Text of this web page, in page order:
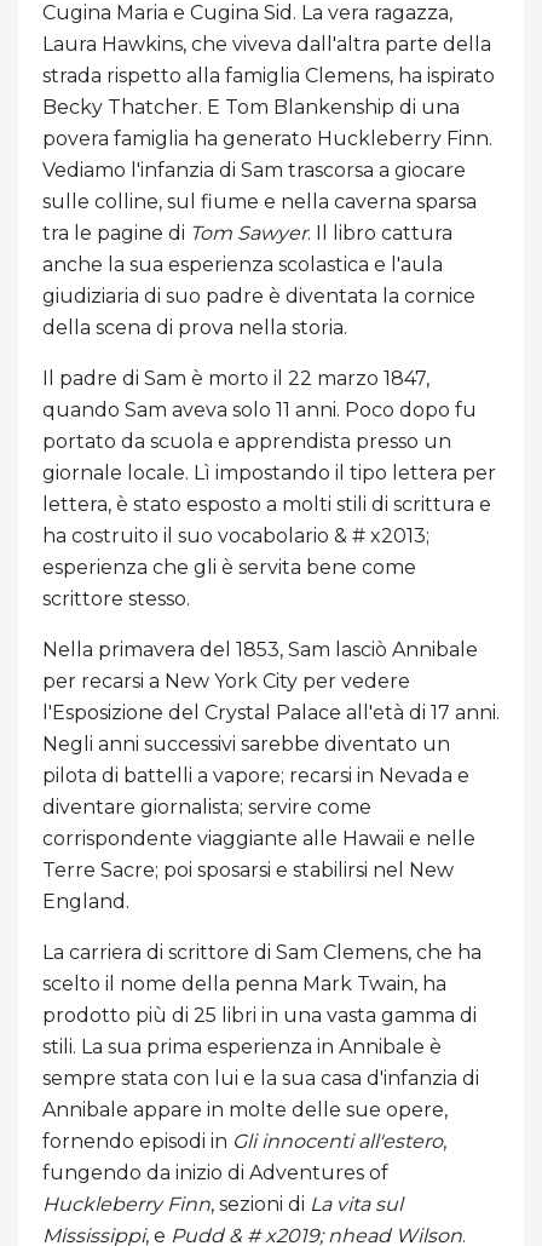
Cugina Maria e Cugina Sid. La vera ragazza,
Laura Hawkins, che viveva dall'altra parte della
strada rispetto alla famiglia Clemens, ha ispirato
Becky Thatcher. E Tom Blankenship di una
povera famiglia ha generato Huckleberry Finn.
Vediamo l'infanzia di Sam trascorsa a giocare
sulle colline, sul fiume e nella caverna sparsa
tra le pagine di Tom Sawyer. Il libro cattura
anche la sua esperienza scolastica e l'aula
giudiziaria di suo padre è diventata la cornice
della scena di prova nella storia.
Il padre di Sam è morto il 22 marzo 1847,
quando Sam aveva solo 11 anni. Poco dopo fu
portato da scuola e apprendista presso un
giornale locale. Lì impostando il tipo lettera per
lettera, è stato esposto a molti stili di scrittura e
ha costruito il suo vocabolario & # x2013;
esperienza che gli è servita bene come
scrittore stesso.
Nella primavera del 1853, Sam lasciò Annibale
per recarsi a New York City per vedere
l'Esposizione del Crystal Palace all'età di 17 anni.
Negli anni successivi sarebbe diventato un
pilota di battelli a vapore; recarsi in Nevada e
diventare giornalista; servire come
corrispondente viaggiante alle Hawaii e nelle
Terre Sacre; poi sposarsi e stabilirsi nel New
England.
La carriera di scrittore di Sam Clemens, che ha
scelto il nome della penna Mark Twain, ha
prodotto più di 25 libri in una vasta gamma di
stili. La sua prima esperienza in Annibale è
sempre stata con lui e la sua casa d'infanzia di
Annibale appare in molte delle sue opere,
fornendo episodi in Gli innocenti all'estero,
fungendo da inizio di Adventures of
Huckleberry Finn, sezioni di La vita sul
Mississippi, e Pudd & # x2019; nhead Wilson.